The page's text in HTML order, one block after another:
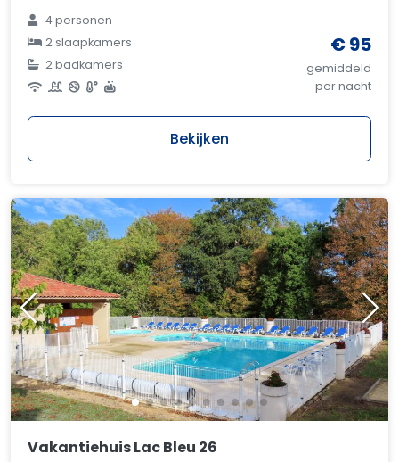
4 personen
2 slaapkamers
2 badkamers
€ 95
gemiddeld
per nacht
Bekijken
Vakantiehuis Lac Bleu 26